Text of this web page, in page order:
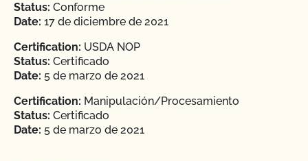
Status: Conforme
Date: 17 de diciembre de 2021
Certification: USDA NOP
Status: Certificado
Date: 5 de marzo de 2021
Certification: Manipulación/Procesamiento
Status: Certificado
Date: 5 de marzo de 2021